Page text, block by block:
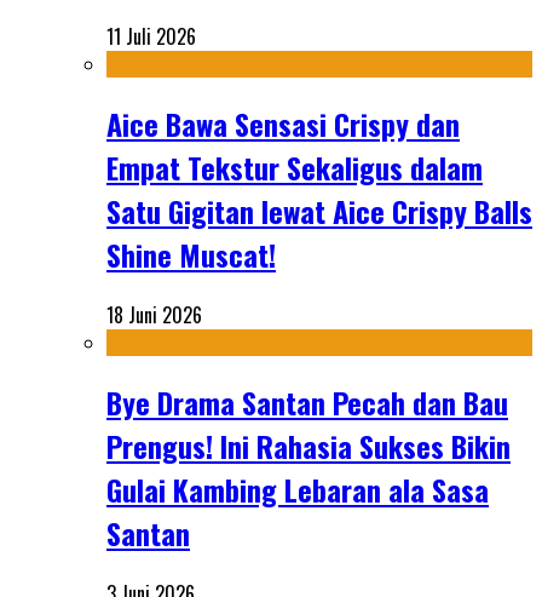
11 Juli 2026
Aice Bawa Sensasi Crispy dan
Empat Tekstur Sekaligus dalam
Satu Gigitan lewat Aice Crispy Balls
Shine Muscat!
18 Juni 2026
Bye Drama Santan Pecah dan Bau
Prengus! Ini Rahasia Sukses Bikin
Gulai Kambing Lebaran ala Sasa
Santan